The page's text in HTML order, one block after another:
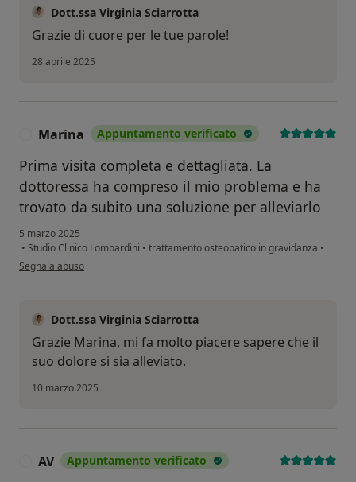
Dott.ssa Virginia Sciarrotta
Grazie di cuore per le tue parole!
28 aprile 2025
Marina Appuntamento verificato
Prima visita completa e dettagliata. La
dottoressa ha compreso il mio problema e ha
trovato da subito una soluzione per alleviarlo
5 marzo 2025
• Studio Clinico Lombardini • trattamento osteopatico in gravidanza •
secondo l'opinione dell'utente Marina
Segnala abuso
Dott.ssa Virginia Sciarrotta
Grazie Marina, mi fa molto piacere sapere che il
suo dolore si sia alleviato.
10 marzo 2025
AV Appuntamento verificato